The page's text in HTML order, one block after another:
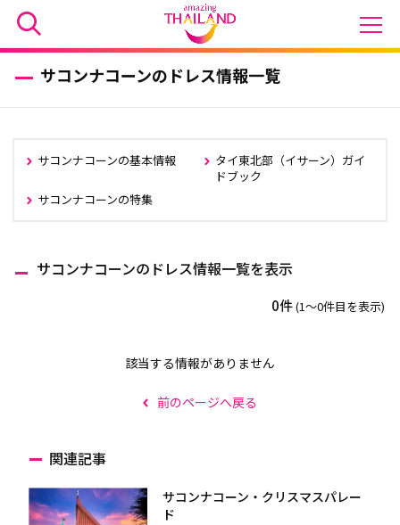
サコンナコーンのドレス情報一覧
サコンナコーンの基本情報
タイ東北部（イサーン）ガイ
ドブック
サコンナコーンの特集
サコンナコーンのドレス情報一覧を表示
0件(1〜0件目を表示)
該当する情報がありません
前のページへ戻る
関連記事
サコンナコーン・クリスマスパレー
ド